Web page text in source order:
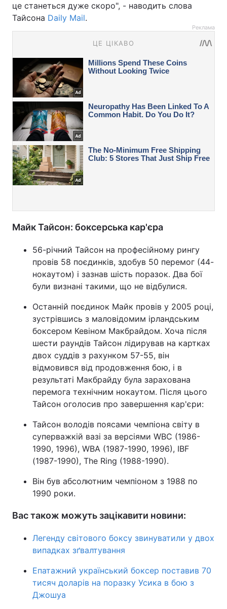
це станеться дуже скоро", - наводить слова
Тайсона Daily Mail.
Реклама
Майк Тайсон: боксерська кар'єра
56-річний Тайсон на професійному рингу
провів 58 поєдинків, здобув 50 перемог (44-
нокаутом) і зазнав шість поразок. Два бої
були визнані такими, що не відбулися.
Останній поєдинок Майк провів у 2005 році,
зустрівшись з маловідомим ірландським
боксером Кевіном Макбрайдом. Хоча після
шести раундів Тайсон лідирував на картках
двох суддів з рахунком 57-55, він
відмовився від продовження бою, і в
результаті Макбрайду була зарахована
перемога технічним нокаутом. Після цього
Тайсон оголосив про завершення кар'єри:
Тайсон володів поясами чемпіона світу в
суперважкій вазі за версіями WBC (1986-
1990, 1996), WBA (1987-1990, 1996), IBF
(1987-1990), The Ring (1988-1990).
Він був абсолютним чемпіоном з 1988 по
1990 роки.
Вас також можуть зацікавити новини:
Легенду світового боксу звинуватили у двох
випадках зґвалтування
Епатажний український боксер поставив 70
тисяч доларів на поразку Усика в бою з
Джошуа